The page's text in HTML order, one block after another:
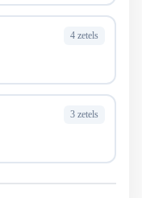
4 zetels
3 zetels